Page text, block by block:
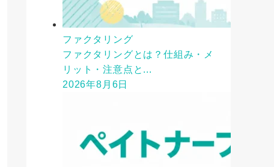
ファクタリング
ファクタリングとは？仕組み・メ
リット・注意点と...
2026年8月6日